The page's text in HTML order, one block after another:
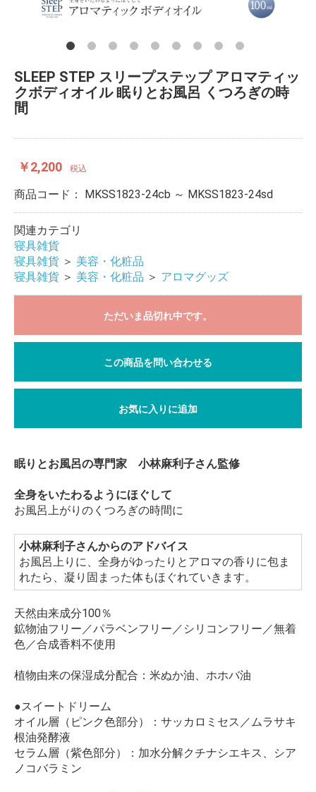
SLEEP STEP スリープステップ アロマティッ
クボディオイル 眠りとお風呂 くつろぎの時
間
￥2,200 税込
商品コード： MKSS1823-24cb ～ MKSS1823-24sd
関連カテゴリ
寝具雑貨
寝具雑貨 ＞ 美容・化粧品
寝具雑貨 ＞ 美容・化粧品 ＞ アロマグッズ
ただいま品切れ中です。
この商品を問い合わせる
お気に入りに追加
眠りとお風呂の専門家 小林麻利子さん監修
全身をいたわるようにほぐして
お風呂上がりのくつろぎの時間に
小林麻利子さんからのアドバイス
お風呂上りに、全身がゆったりとアロマの香りに包ま
れたら、凝り固まった体もほぐれていきます。
天然由来成分100％
鉱物油フリー／パラベンフリー／シリコンフリー／無着
色／合成香料不使用
植物由来の保湿成分配合：米ぬか油、ホホバ油
●スイートドリーム
オイル層（ピンク色部分）：サッカロミセス／ムラサキ
根油発酵液
セラム層（紫色部分）：加水分解クチナシエキス、シア
ノコバラミン